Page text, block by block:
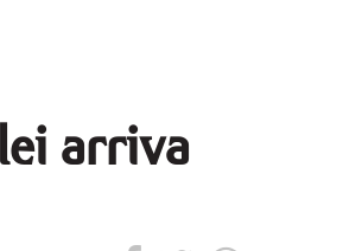
arriva